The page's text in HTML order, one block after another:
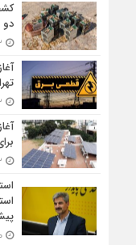
۲۰ تیر ۱۴۰۵ - ۱۵:۱۶